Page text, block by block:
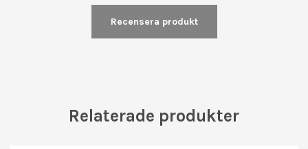
Recensera produkt
Relaterade produkter